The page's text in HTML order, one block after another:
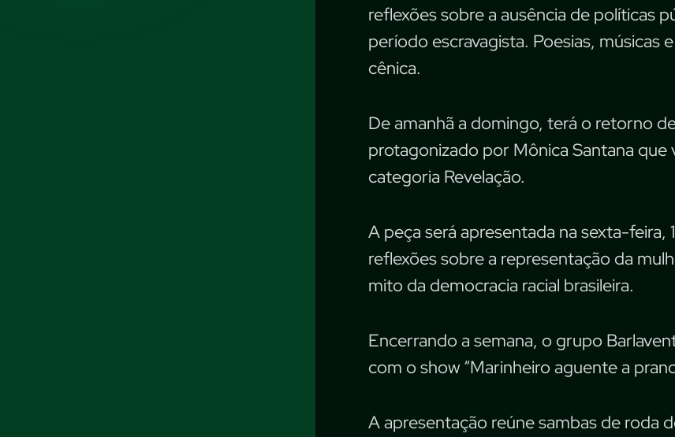
reflexões sobre a ausência de políticas
período escravagista. Poesias,
cênica.
De amanhã a domingo, terá o retorno
protagonizado por Mônica Santana que
categoria Revelação.
A peça será apresentada na sexta-feira,
reflexões sobre a representação da
mito da democracia racial brasileira.
Encerrando a semana, o grupo
com o show “Marinheiro aguente a
A apresentação reúne sambas de roda